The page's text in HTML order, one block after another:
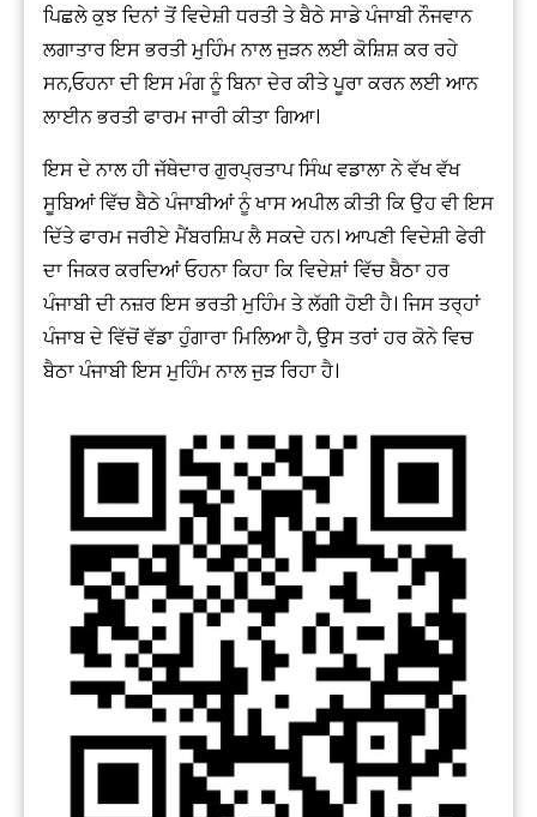
ਪਿਛਲੇ ਕੁਝ ਦਿਨਾਂ ਤੋਂ ਵਿਦੇਸ਼ੀ ਧਰਤੀ ਤੇ ਬੈਠੇ ਸਾਡੇ ਪੰਜਾਬੀ ਨੌਜਵਾਨ
ਲਗਾਤਾਰ ਇਸ ਭਰਤੀ ਮੁਹਿੰਮ ਨਾਲ ਜੁੜਨ ਲਈ ਕੋਸ਼ਿਸ਼ ਕਰ ਰਹੇ
ਸਨ,ਓਹਨਾ ਦੀ ਇਸ ਮੰਗ ਨੂੰ ਬਿਨਾ ਦੇਰ ਕੀਤੇ ਪੂਰਾ ਕਰਨ ਲਈ ਆਨ
ਲਾਈਨ ਭਰਤੀ ਫਾਰਮ ਜਾਰੀ ਕੀਤਾ ਗਿਆ।
ਇਸ ਦੇ ਨਾਲ ਹੀ ਜੱਥੇਦਾਰ ਗੁਰਪ੍ਰਤਾਪ ਸਿੰਘ ਵਡਾਲਾ ਨੇ ਵੱਖ ਵੱਖ
ਸੂਬਿਆਂ ਵਿੱਚ ਬੈਠੇ ਪੰਜਾਬੀਆਂ ਨੂੰ ਖਾਸ ਅਪੀਲ ਕੀਤੀ ਕਿ ਉਹ ਵੀ ਇਸ
ਦਿੱਤੇ ਫਾਰਮ ਜਰੀਏ ਮੈਂਬਰਸ਼ਿਪ ਲੈ ਸਕਦੇ ਹਨ। ਆਪਣੀ ਵਿਦੇਸ਼ੀ ਫੇਰੀ
ਦਾ ਜਿਕਰ ਕਰਦਿਆਂ ਓਹਨਾ ਕਿਹਾ ਕਿ ਵਿਦੇਸ਼ਾਂ ਵਿੱਚ ਬੈਠਾ ਹਰ
ਪੰਜਾਬੀ ਦੀ ਨਜ਼ਰ ਇਸ ਭਰਤੀ ਮੁਹਿੰਮ ਤੇ ਲੱਗੀ ਹੋਈ ਹੈ। ਜਿਸ ਤਰ੍ਹਾਂ
ਪੰਜਾਬ ਦੇ ਵਿੱਚੋਂ ਵੱਡਾ ਹੁੰਗਾਰਾ ਮਿਲਿਆ ਹੈ, ਉਸ ਤਰਾਂ ਹਰ ਕੋਨੇ ਵਿਚ
ਬੈਠਾ ਪੰਜਾਬੀ ਇਸ ਮੁਹਿੰਮ ਨਾਲ ਜੁੜ ਰਿਹਾ ਹੈ।